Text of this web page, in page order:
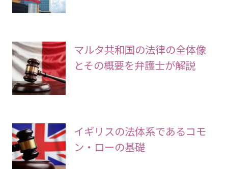
マルタ共和国の法律の全体像
とその概要を弁護士が解説
イギリスの法体系であるコモ
ン・ローの基礎